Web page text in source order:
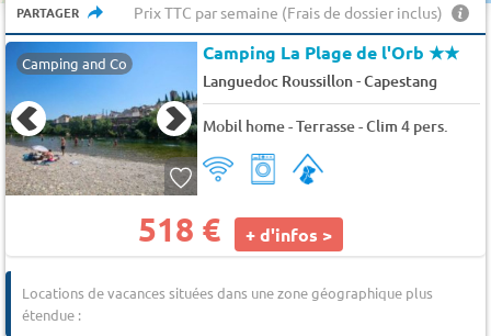
PARTAGER Prix TTC par semaine (Frais de dossier inclus)
Camping and Co Camping La Plage de l'Orb★★
Languedoc Roussillon-Capestang
Mobil home - Terrasse - Clim 4 pers.
518 € + d'infos >
Locations de vacances situées dans une zone géographique plus
étendue :